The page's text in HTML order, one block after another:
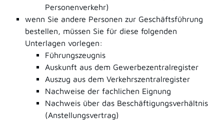
Personenverkehr)
wenn Sie andere Personen zur Geschäftsführung
bestellen, müssen Sie für diese folgenden
Unterlagen vorlegen:
Führungszeugnis
Auskunft aus dem Gewerbezentralregister
Auszug aus dem Verkehrszentralregister
Nachweise der fachlichen Eignung
Nachweis über das Beschäftigungsverhältnis
(Anstellungsvertrag)